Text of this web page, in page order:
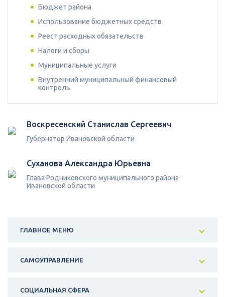
Бюджет района
Использование бюджетных средств
Реест расходных обязательств
Налоги и сборы
Муниципальные услуги
Внутренний муниципальный финансовый
контроль
Воскресенский Станислав Сергеевич
Губернатор Ивановской области
Суханова Александра Юрьевна
Глава Родниковского муниципального района
Ивановской области
ГЛАВНОЕ МЕНЮ
САМОУПРАВЛЕНИЕ
СОЦИАЛЬНАЯ СФЕРА